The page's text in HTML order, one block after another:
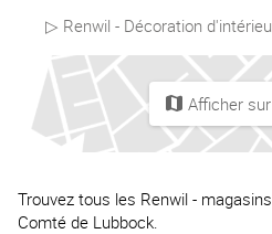
▷ Renwil - Décoration
map Afficher
Trouvez tous les Renwil -
Comté de Lubbock.